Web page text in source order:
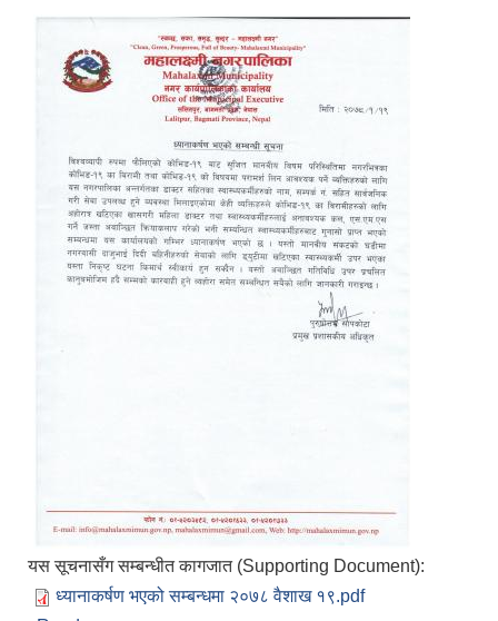
यस सूचनासँग सम्बन्धीत कागजात (Supporting Document):
ध्यानाकर्षण भएको सम्बन्धमा २०७८ वैशाख १९.pdf